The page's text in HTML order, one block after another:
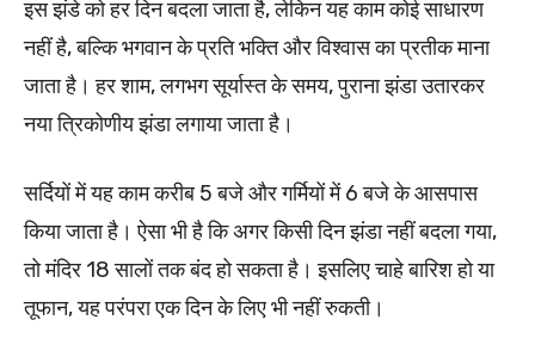
इस झंडे को हर दिन बदला जाता है, लेकिन यह काम कोई साधारण
नहीं है, बल्कि भगवान के प्रति भक्ति और विश्वास का प्रतीक माना
जाता है। हर शाम, लगभग सूर्यास्त के समय, पुराना झंडा उतारकर
नया त्रिकोणीय झंडा लगाया जाता है।
सर्दियों में यह काम करीब 5 बजे और गर्मियों में 6 बजे के आसपास
किया जाता है। ऐसा भी है कि अगर किसी दिन झंडा नहीं बदला गया,
तो मंदिर 18 सालों तक बंद हो सकता है। इसलिए चाहे बारिश हो या
तूफान, यह परंपरा एक दिन के लिए भी नहीं रुकती।